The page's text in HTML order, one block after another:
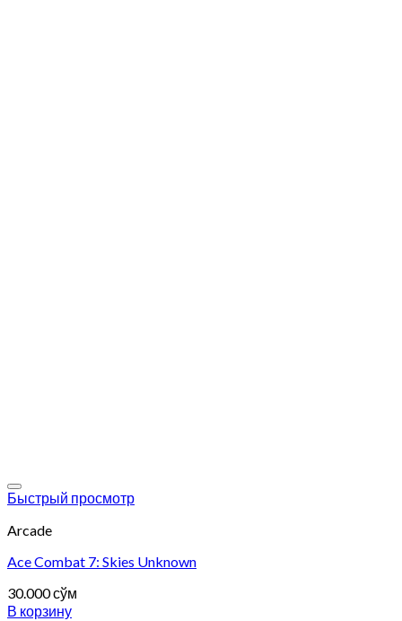
Быстрый просмотр
Arcade
Ace Combat 7: Skies Unknown
30.000сўм
В корзину